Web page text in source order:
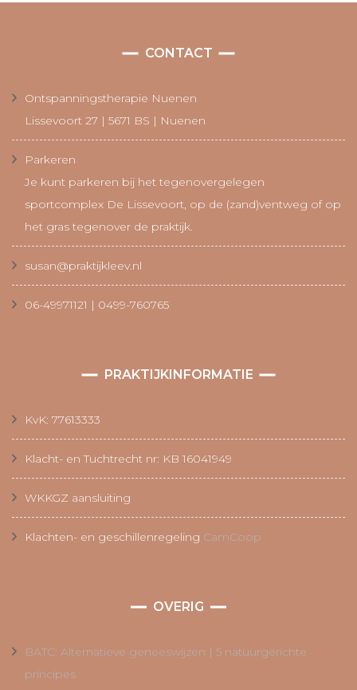
CONTACT
Ontspanningstherapie Nuenen
Lissevoort 27 | 5671 BS | Nuenen
Parkeren
Je kunt parkeren bij het tegenovergelegen
sportcomplex De Lissevoort, op de (zand)ventweg of op
het gras tegenover de praktijk.
susan@praktijkleev.nl
06-49971121 | 0499-760765
PRAKTIJKINFORMATIE
KvK: 77613333
Klacht- en Tuchtrecht nr: KB 16041949
WKKGZ aansluiting
Klachten- en geschillenregeling CamCoop
OVERIG
BATC: Alternatieve geneeswijzen | 5 natuurgerichte
principes